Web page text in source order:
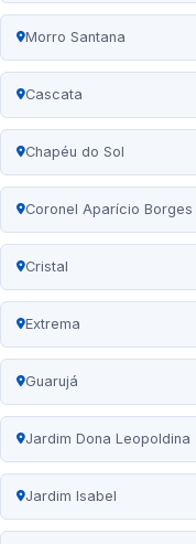
Morro Santana
Cascata
Chapéu do Sol
Coronel Aparício Borges
Cristal
Extrema
Guarujá
Jardim Dona Leopoldina
Jardim Isabel